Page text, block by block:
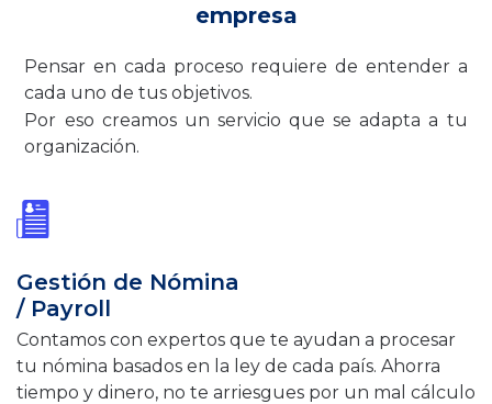
empresa
Pensar en cada proceso requiere de entender a
cada uno de tus objetivos.
Por eso creamos un servicio que se adapta a tu
organización.
Gestión de Nómina
/ Payroll
Contamos con expertos que te ayudan a procesar
tu nómina basados en la ley de cada país. Ahorra
tiempo y dinero, no te arriesgues por un mal cálculo